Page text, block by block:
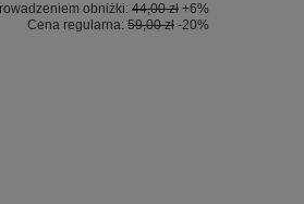
obniżki: 44,00 zł +6%
Cena regularna: 59,00 zł -20%